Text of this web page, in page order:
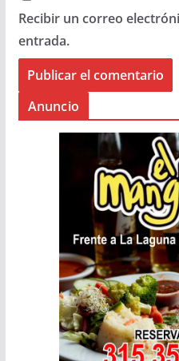
Recibir un correo
entrada.
Anuncio